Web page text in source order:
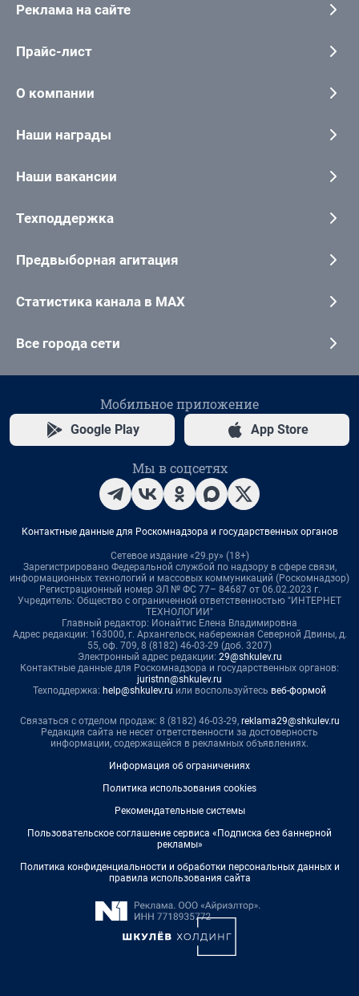
Реклама на сайте
Прайс-лист
О компании
Наши награды
Наши вакансии
Техподдержка
Предвыборная агитация
Статистика канала в MAX
Все города сети
Мобильное приложение
Google Play App Store
Мы в соцсетях
Контактные данные для Роскомнадзора и государственных органов
Сетевое издание «29.ру» (18+)
Зарегистрировано Федеральной службой по надзору в сфере связи,
информационных технологий и массовых коммуникаций (Роскомнадзор)
Регистрационный номер ЭЛ № ФС 77– 84687 от 06.02.2023 г.
Учредитель: Общество с ограниченной ответственностью "ИНТЕРНЕТ
ТЕХНОЛОГИИ"
Главный редактор: Ионайтис Елена Владимировна
Адрес редакции: 163000, г. Архангельск, набережная Северной Двины, д.
55, оф. 709, 8 (8182) 46-03-29 (доб. 3207)
Электронный адрес редакции: 29@shkulev.ru
Контактные данные для Роскомнадзора и государственных органов:
juristnn@shkulev.ru
Техподдержка: help@shkulev.ru или воспользуйтесь веб-формой
Связаться с отделом продаж: 8 (8182) 46-03-29, reklama29@shkulev.ru
Редакция сайта не несет ответственности за достоверность
информации, содержащейся в рекламных объявлениях.
Информация об ограничениях
Политика использования cookies
Рекомендательные системы
Пользовательское соглашение сервиса «Подписка без баннерной
рекламы»
Политика конфиденциальности и обработки персональных данных и
правила использования сайта